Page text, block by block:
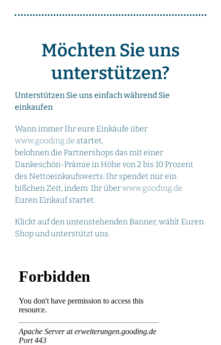
Möchten Sie uns
unterstützen?
Unterstützen Sie uns einfach während Sie
einkaufen
Wann immer Ihr eure Einkäufe über
www.gooding.de startet,
belohnen die Partnershops das mit einer
Dankeschön-Prämie in Höhe von 2 bis 10 Prozent
des Nettoeinkaufswerts. Ihr spendet nur ein
bißchen Zeit, indem Ihr überwww.gooding.de
Euren Einkauf startet.
Klickt auf den untenstehenden Banner, wählt Euren
Shop und unterstützt uns.